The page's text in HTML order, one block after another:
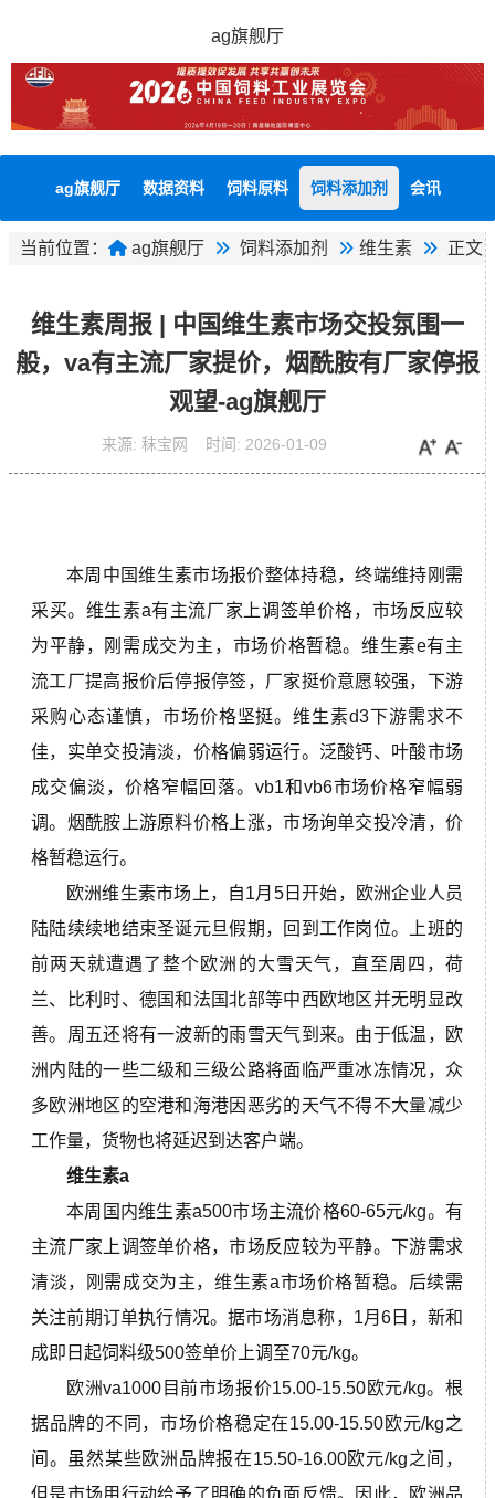
ag旗舰厅
ag旗舰厅 数据资料 饲料原料 饲料添加剂 会讯
当前位置： ag旗舰厅 饲料添加剂 维生素 正文
维生素周报 | 中国维生素市场交投氛围一
般，va有主流厂家提价，烟酰胺有厂家停报
观望-ag旗舰厅
来源: 秣宝网 时间: 2026-01-09
本周中国维生素市场报价整体持稳，终端维持刚需
采买。维生素a有主流厂家上调签单价格，市场反应较
为平静，刚需成交为主，市场价格暂稳。维生素e有主
流工厂提高报价后停报停签，厂家挺价意愿较强，下游
采购心态谨慎，市场价格坚挺。维生素d3下游需求不
佳，实单交投清淡，价格偏弱运行。泛酸钙、叶酸市场
成交偏淡，价格窄幅回落。vb1和vb6市场价格窄幅弱
调。烟酰胺上游原料价格上涨，市场询单交投冷清，价
格暂稳运行。
欧洲维生素市场上，自1月5日开始，欧洲企业人员
陆陆续续地结束圣诞元旦假期，回到工作岗位。上班的
前两天就遭遇了整个欧洲的大雪天气，直至周四，荷
兰、比利时、德国和法国北部等中西欧地区并无明显改
善。周五还将有一波新的雨雪天气到来。由于低温，欧
洲内陆的一些二级和三级公路将面临严重冰冻情况，众
多欧洲地区的空港和海港因恶劣的天气不得不大量减少
工作量，货物也将延迟到达客户端。
维生素a
本周国内维生素a500市场主流价格60-65元/kg。有
主流厂家上调签单价格，市场反应较为平静。下游需求
清淡，刚需成交为主，维生素a市场价格暂稳。后续需
关注前期订单执行情况。据市场消息称，1月6日， 新和
成即日起饲料级500签单价上调至70元/kg。
欧洲va1000目前市场报价15.00-15.50欧元/kg。根
据品牌的不同，市场价格稳定在15.00-15.50欧元/kg之
间。虽然某些欧洲品牌报在15.50-16.00欧元/kg之间，
但是市场用行动给予了明确的负面反馈。因此，欧洲品